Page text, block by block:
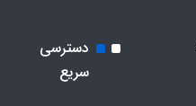
دسترسی
سریع